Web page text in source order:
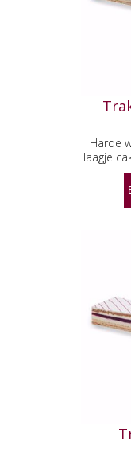
Harde
laagje